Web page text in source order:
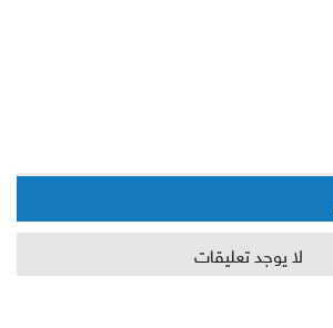
لا يوجد تعليقات